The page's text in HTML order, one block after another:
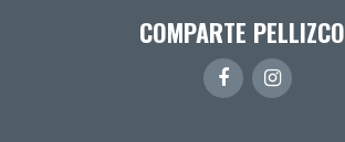
COMPARTE